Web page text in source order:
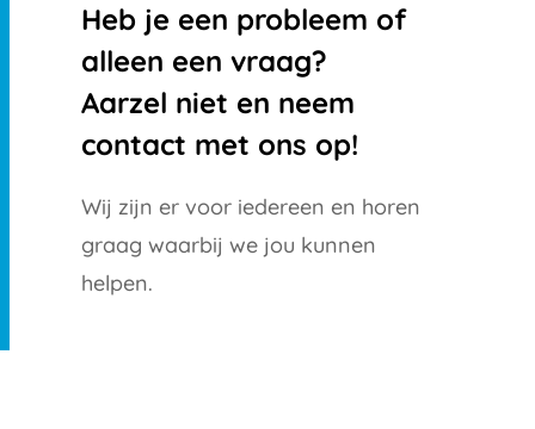
Heb je een probleem of
alleen een vraag?
Aarzel niet en neem
contact met ons op!
Wij zijn er voor iedereen en horen
graag waarbij we jou kunnen
helpen.